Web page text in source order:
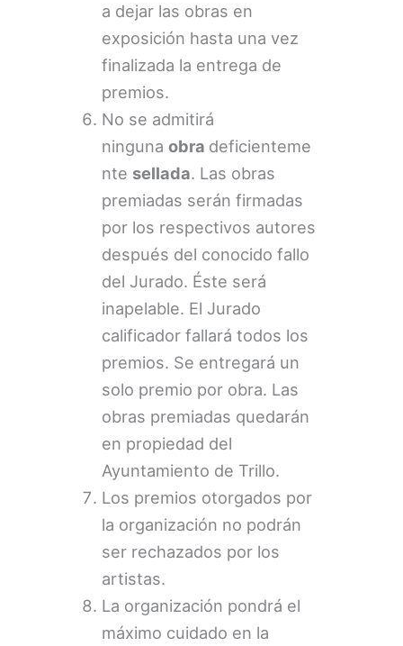
a dejar las obras en
exposición hasta una vez
finalizada la entrega de
premios.
No se admitirá
ninguna obra deficienteme
nte sellada. Las obras
premiadas serán firmadas
por los respectivos autores
después del conocido fallo
del Jurado. Éste será
inapelable. El Jurado
calificador fallará todos los
premios. Se entregará un
solo premio por obra. Las
obras premiadas quedarán
en propiedad del
Ayuntamiento de Trillo.
Los premios otorgados por
la organización no podrán
ser rechazados por los
artistas.
La organización pondrá el
máximo cuidado en la